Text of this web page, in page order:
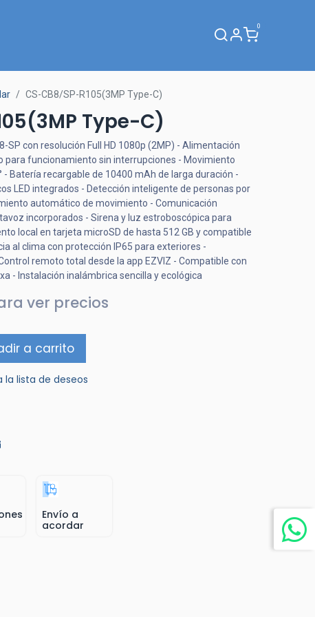
0
CS-CB8/SP-R105(3MP Type-C)
Type-C)
SP con resolución Full HD 1080p (2MP) - Alimentación
para funcionamiento sin interrupciones - Movimiento
- Batería recargable de 10400 mAh de larga duración -
LED integrados - Detección inteligente de personas por
automático de movimiento - Comunicación
incorporados - Sirena y luz estroboscópica para
local en tarjeta microSD de hasta 512 GB y compatible
al clima con protección IP65 para exteriores -
remoto total desde la app EZVIZ - Compatible con
- Instalación inalámbrica sencilla y ecológica
ver precios
a carrito
la lista de deseos
Envío a
acordar